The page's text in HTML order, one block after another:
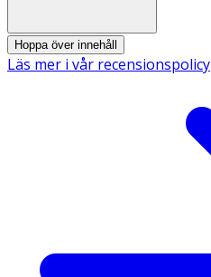
Hoppa över innehåll
Läs mer i vår recensionspolicy